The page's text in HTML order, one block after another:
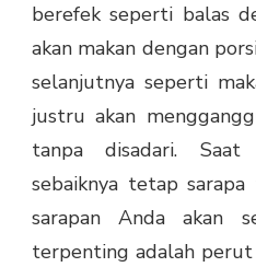
berefek seperti balas
akan makan dengan
selanjutnya seperti
justru akan
tanpa disadari.
sebaiknya tetap
sarapan Anda akan
terpenting adalah perut